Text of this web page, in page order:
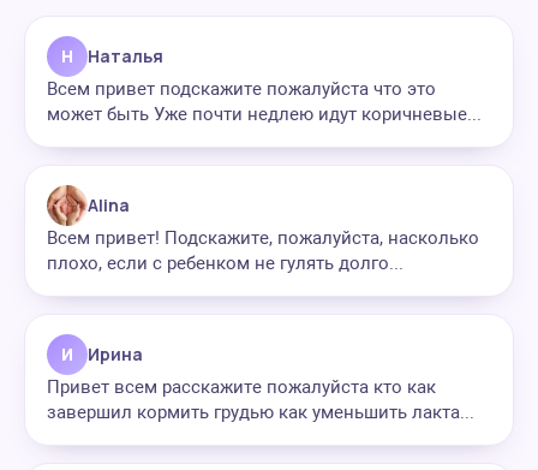
Н Наталья
Всем привет подскажите пожалуйста что это
может быть Уже почти недлею идут коричневые...
Alina
Всем привет! Подскажите, пожалуйста, насколько
плохо, если с ребенком не гулять долго...
И Ирина
Привет всем расскажите пожалуйста кто как
завершил кормить грудью как уменьшить лакта...